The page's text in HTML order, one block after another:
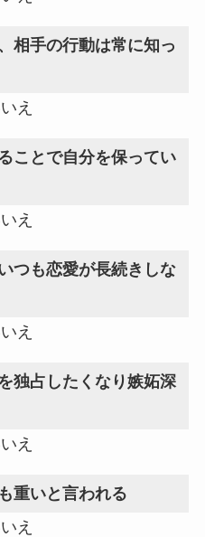
相手の行動は常に知っ
え
ことで自分を保ってい
え
つも恋愛が長続きしな
え
独占したくなり嫉妬深
え
重いと言われる
え